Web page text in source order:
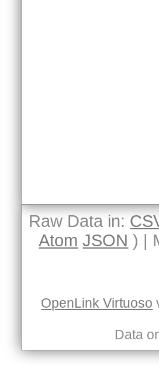
Raw Data in:
Atom JSON ) |
OpenLink Virtuoso
Data